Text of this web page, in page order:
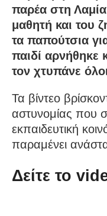
παρέα στη Λαμία
μαθητή και του
τα παπούτσια
παιδί αρνήθηκε
τον χτυπάνε
Τα βίντεο
αστυνομίας που
εκπαιδευτική
παραμένει
Δείτε το